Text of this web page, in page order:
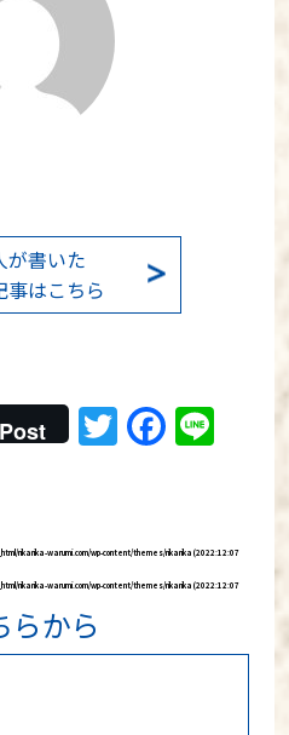
が書いた
事はこちら
Post Twitter
rikarika-warumi.com/wp-content/themes/rikarika (2022:12:07
rikarika-warumi.com/wp-content/themes/rikarika (2022:12:07
らから